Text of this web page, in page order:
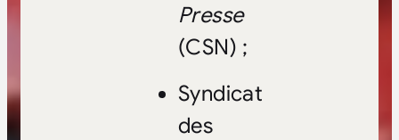
Presse
(CSN) ;
Syndicat
des